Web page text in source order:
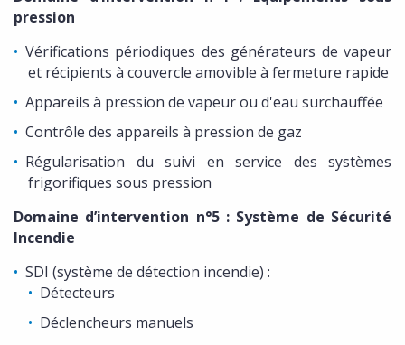
pression
Vérifications périodiques des générateurs de vapeur
et récipients à couvercle amovible à fermeture rapide
Appareils à pression de vapeur ou d'eau surchauffée
Contrôle des appareils à pression de gaz
Régularisation du suivi en service des systèmes
frigorifiques sous pression
Domaine d’intervention n°5 : Système de Sécurité
Incendie
SDI (système de détection incendie) :
Détecteurs
Déclencheurs manuels